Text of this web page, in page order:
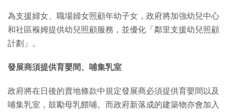
為支援婦女、職場婦女照顧年幼子女，政府將加強幼兒中心
和社區褓姆提供幼兒照顧服務，並優化「鄰里支援幼兒照顧
計劃」。
發展商須提供育嬰間、哺集乳室
政府將在日後的賣地條款中規定發展商必須提供育嬰間以及
哺集乳室，鼓勵母乳餵哺。而政府新落成的建築物亦會加入